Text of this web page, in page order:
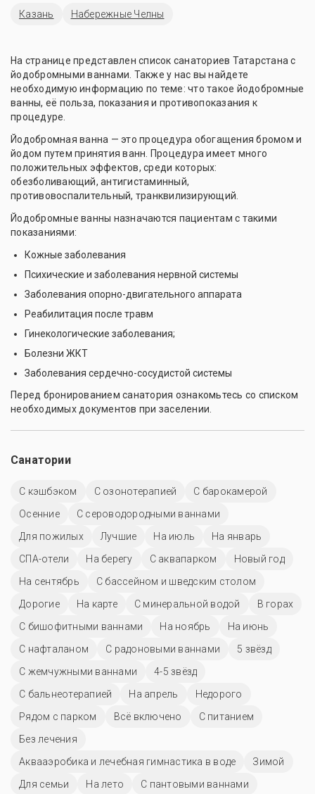
Казань Набережные Челны
На странице представлен список санаториев Татарстана с
йодобромными ваннами. Также у нас вы найдете
необходимую информацию по теме: что такое йодобромные
ванны, её польза, показания и противопоказания к
процедуре.
Йодобромная ванна — это процедура обогащения бромом и
йодом путем принятия ванн. Процедура имеет много
положительных эффектов, среди которых:
обезболивающий, антигистаминный,
противовоспалительный, транквилизирующий.
Йодобромные ванны назначаются пациентам с такими
показаниями:
Кожные заболевания
Психические и заболевания нервной системы
Заболевания опорно-двигательного аппарата
Реабилитация после травм
Гинекологические заболевания;
Болезни ЖКТ
Заболевания сердечно-сосудистой системы
Перед бронированием санатория ознакомьтесь со списком
необходимых документов при заселении.
Санатории
С кэшбэком С озонотерапией
С барокамерой
Осенние
С сероводородными ваннами
Для пожилых
Лучшие На июль
На январь
СПА-отели
На берегу С аквапарком
Новый год
На сентябрь
С бассейном и шведским столом
Дорогие
На карте С минеральной водой
В горах
С бишофитными ваннами
На ноябрь
На июнь
С нафталаном
С радоновыми ваннами
5 звёзд
С жемчужными ваннами
4-5 звёзд
С бальнеотерапией
На апрель
Недорого
Рядом с парком
Всё включено
С питанием
Без лечения
Аквааэробика и лечебная гимнастика в воде
Зимой
Для семьи
На лето
С пантовыми ваннами